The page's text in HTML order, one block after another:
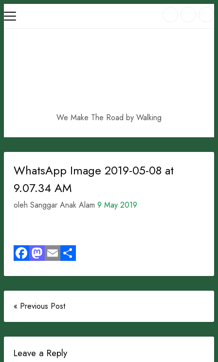
Skip
to
We Make The Road by Walking
WhatsApp Image 2019-05-08 at
9.07.34 AM
oleh Sanggar Anak Alam 9 May 2019
« Previous Post
Leave a Reply